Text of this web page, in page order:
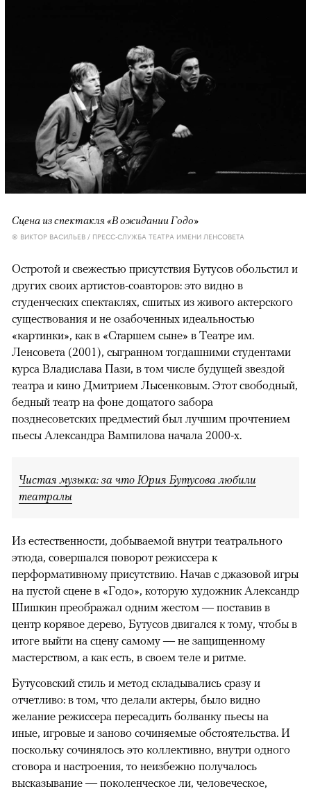
Сцена из спектакля «В ожидании Годо»
© ВИКТОР ВАСИЛЬЕВ / ПРЕСС-СЛУЖБА ТЕАТРА ИМЕНИ ЛЕНСОВЕТА
Остротой и свежестью присутствия Бутусов обольстил и
других своих артистов-соавторов: это видно в
студенческих спектаклях, сшитых из живого актерского
существования и не озабоченных идеальностью
«картинки», как в «Старшем сыне» в Театре им.
Ленсовета (2001), сыгранном тогдашними студентами
курса Владислава Пази, в том числе будущей звездой
театра и кино Дмитрием Лысенковым. Этот свободный,
бедный театр на фоне дощатого забора
позднесоветских предместий был лучшим прочтением
пьесы Александра Вампилова начала 2000-х.
Чистая музыка: за что Юрия Бутусова любили
театралы
Из естественности, добываемой внутри театрального
этюда, совершался поворот режиссера к
перформативному присутствию. Начав с джазовой игры
на пустой сцене в «Годо», которую художник Александр
Шишкин преображал одним жестом — поставив в
центр корявое дерево, Бутусов двигался к тому, чтобы в
итоге выйти на сцену самому — не защищенному
мастерством, а как есть, в своем теле и ритме.
Бутусовский стиль и метод складывались сразу и
отчетливо: в том, что делали актеры, было видно
желание режиссера пересадить болванку пьесы на
иные, игровые и заново сочиняемые обстоятельства. И
поскольку сочинялось это коллективно, внутри одного
сговора и настроения, то неизбежно получалось
высказывание — поколенческое ли, человеческое,